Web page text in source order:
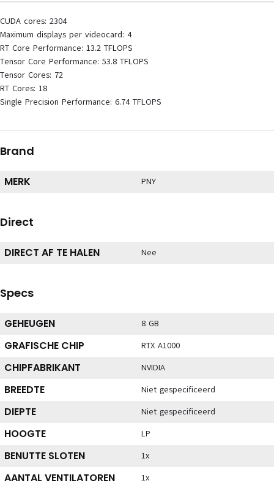
CUDA cores: 2304
Maximum displays per videocard: 4
RT Core Performance: 13.2 TFLOPS
Tensor Core Performance: 53.8 TFLOPS
Tensor Cores: 72
RT Cores: 18
Single Precision Performance: 6.74 TFLOPS
Brand
MERK PNY
Direct
DIRECT AF TE HALEN Nee
Specs
GEHEUGEN 8 GB
GRAFISCHE CHIP RTX A1000
CHIPFABRIKANT NVIDIA
BREEDTE Niet gespecificeerd
DIEPTE Niet gespecificeerd
HOOGTE LP
BENUTTE SLOTEN 1x
AANTAL VENTILATOREN 1x